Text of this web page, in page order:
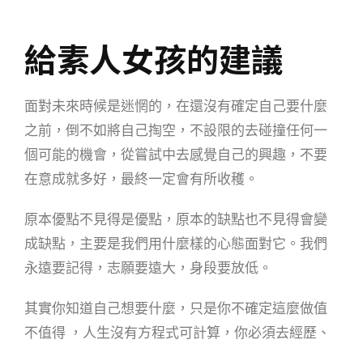
給素人女孩的建議
面對未來時候是迷惘的，在還沒有確定自己要什麼
之前，倒不如將自己掏空，不設限的去碰撞任何一
個可能的機會，從嘗試中去感覺自己的興趣，不要
在意成就多好，最終一定會有所收穫。
原本優點不見得是優點，原本的缺點也不見得會變
成缺點，主要是我們用什麼樣的心態面對它。我們
永遠要記得，志願要遠大，身段要放低。
其實你知道自己想要什麼，只是你不確定這麼做值
不值得 ，人生沒有方程式可計算，你必須去經歷、